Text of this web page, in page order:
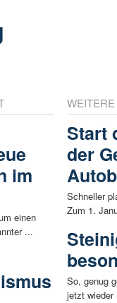
im
einen
...
Start
der
Schneller
Zum 1.
So, genug
jetzt